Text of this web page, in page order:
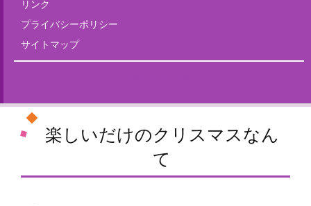
リンク
プライバシーポリシー
サイトマップ
楽しいだけのクリスマスなん
て